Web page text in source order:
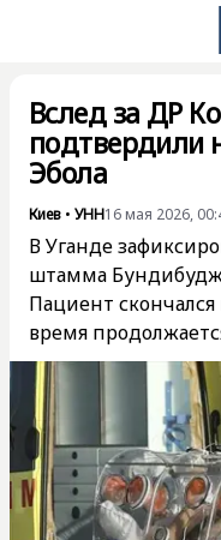
Вслед за ДР
подтвердили
Эбола
Киев • УНН16 мая 2026,
В Уганде
штамма
Пациент
время